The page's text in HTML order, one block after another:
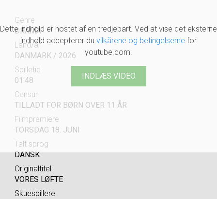
Dette indhold er hostet af en tredjepart. Ved at vise det eksterne
indhold accepterer du vilkårene og betingelserne for
youtube.com.
INDLÆS VIDEO
Genre
DRAMA
Land/år
DANMARK / 2026
Spilletid
01:48
Censur
TILLADT FOR BØRN OVER 11 ÅR
Filmpremiere
TORSDAG 18. JUNI
Talt sprog
DANSK
Originaltitel
VORES LØFTE
Skuespillere